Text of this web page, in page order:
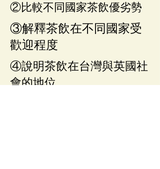
②比較不同國家茶飲優劣勢
③解釋茶飲在不同國家受
歡迎程度
④說明茶飲在台灣與英國社
會的地位